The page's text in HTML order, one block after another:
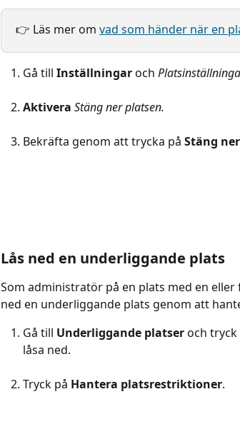
👉 Läs mer om vad som händer när en
Gå till Inställningar och
Aktivera Stäng ner platsen.
Bekräfta genom att trycka på Stäng
Lås ned en underliggande plats
Som administratör på en plats med en
ned en underliggande plats genom att
Gå till Underliggande platser och tryck
låsa ned.
Tryck på Hantera platsrestriktioner.